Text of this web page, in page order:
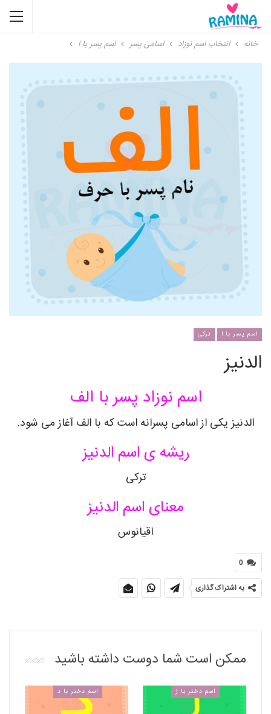
خانه انتخاب اسم نوزاد اسامی پسر اسم پسر با ا
اسم پسر با ا ترکی
الدنیز
اسم نوزاد پسر با الف
الدنیز یکی از اسامی پسرانه است که با الف آغاز می شود.
ریشه ی اسم الدنیز
ترکی
معنای اسم الدنیز
اقیانوس
0
به اشتراک گذاری
ممکن است شما دوست داشته باشید
اسم دختر با ژ اسم دختر با د